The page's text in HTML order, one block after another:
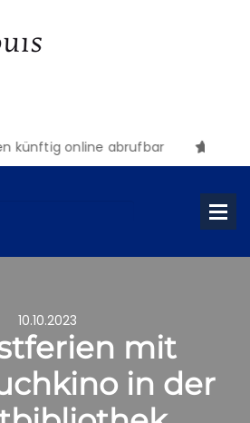
künftig online abrufbar
10.10.2023
mit
in der